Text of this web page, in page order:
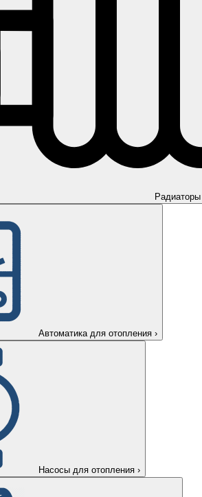
Радиаторы
Автоматика для отопления ›
Насосы для отопления ›